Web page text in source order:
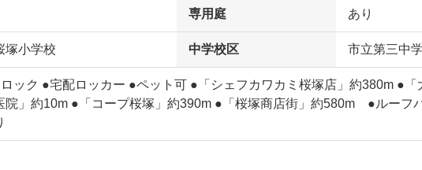
専用庭 あり
塚小学校 中学校区 市立第三中
ック ●宅配ロッカー ●ペット可 ●「シェフカワカミ桜塚店」約380m ●「
院」約10m ●「コープ桜塚」約390m ●「桜塚商店街」約580m ●ルー